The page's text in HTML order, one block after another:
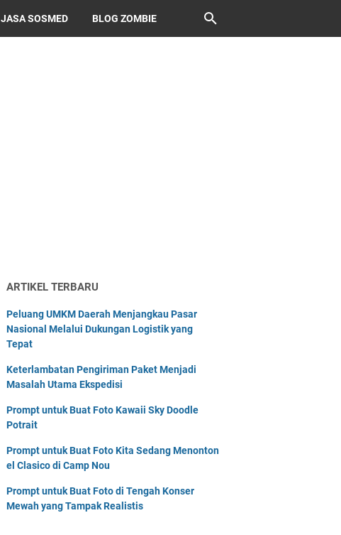
JASA SOSMED BLOG ZOMBIE
ARTIKEL TERBARU
Peluang UMKM Daerah Menjangkau Pasar
Nasional Melalui Dukungan Logistik yang
Tepat
Keterlambatan Pengiriman Paket Menjadi
Masalah Utama Ekspedisi
Prompt untuk Buat Foto Kawaii Sky Doodle
Potrait
Prompt untuk Buat Foto Kita Sedang Menonton
el Clasico di Camp Nou
Prompt untuk Buat Foto di Tengah Konser
Mewah yang Tampak Realistis